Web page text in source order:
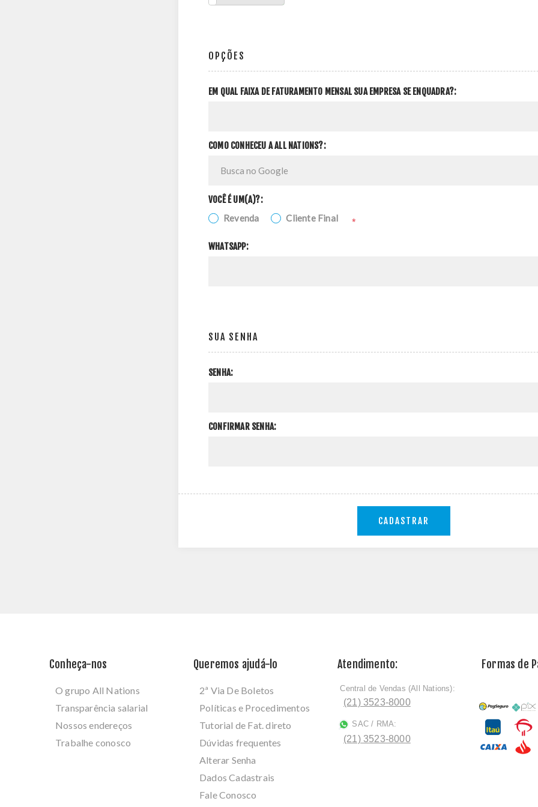
OPÇÕES
EM QUAL FAIXA DE FATURAMENTO MENSAL SUA EMPRESA SE ENQUADRA?:
COMO CONHECEU A ALL NATIONS?:
VOCÊ É UM(A)?:
Revenda Cliente Final *
WHATSAPP:
SUA SENHA
SENHA:
CONFIRMAR SENHA:
CADASTRAR
Conheça-nos
O grupo All Nations
Transparência salarial
Nossos endereços
Trabalhe conosco
Queremos ajudá-lo
2ª Via De Boletos
Políticas e Procedimentos
Tutorial de Fat. direto
Dúvidas frequentes
Alterar Senha
Dados Cadastrais
Fale Conosco
Atendimento:
ﾠCentral de Vendas (All Nations):
(21) 3523-8000
SAC / RMA:
(21) 3523-8000
Formas de